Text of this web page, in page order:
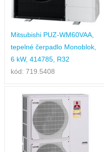
Mitsubishi PUZ-WM60VAA,
tepelné čerpadlo Monoblok,
6 kW, 414785, R32
kód: 719.5408